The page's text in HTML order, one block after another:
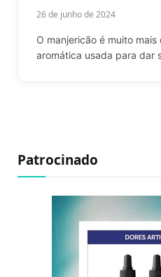
26 de junho de 2024
O manjericão é muito
aromática usada para dar
Patrocinado